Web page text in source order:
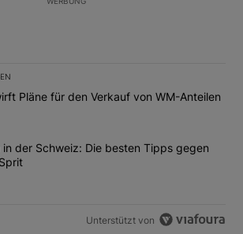
Liste der am meisten kommentierten
dem Titel "Fifa verwirft Pläne für den
Pläne für den Verkauf von WM-Anteilen
dem Titel "Tanken in der Schweiz: Die
in der Schweiz: Die besten Tipps gegen
Unterstützt von